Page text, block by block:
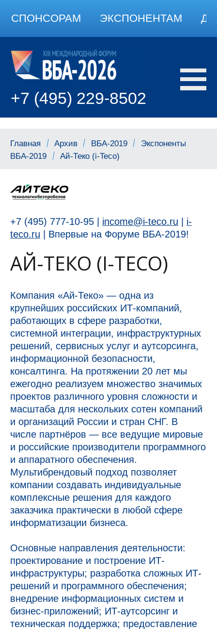
СПОНСОРАМ ЭКСПОНЕНТАМ
+7 (495) 229-8502
Главная Архив ВБА-2019
Экспоненты
ВБА-2019
Ай-Теко (i-Teco)
+7 (495) 777-10-95 | income@i-teco.ru
i-
teco.ru
Впервые на Форуме ВБА-2019!
АЙ-ТЕКО (I-TECO)
Компания «Ай-Теко» — одна из
крупнейших российских ИТ-компаний,
работающих в сфере разработки,
системной интеграции, инфраструктурных
решений, сервисных услуг и аутсорсинга,
информационной безопасности,
консалтинга. На протяжении 20 лет мы
ежегодно реализуем множество значимых
проектов различного уровня сложности и
масштаба для нескольких сотен компаний
и организаций России и стран СНГ. В
числе партнёров — все ведущие мировые
и российские производители программного
и аппаратного обеспечения.
Мультибрендовый подход позволяет
компании создавать индивидуальные
комплексные решения для каждого
заказчика практически в любой сфере
информатизации бизнеса.
Основные направления деятельности:
проектирование и построение ИТ-
инфраструктуры; разработка сложных ИТ-
решений и программного обеспечения;
внедрение информационных систем и
бизнес-приложений; ИТ-аутсорсинг и
техническая поддержка; предоставление